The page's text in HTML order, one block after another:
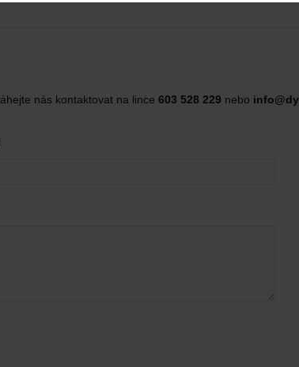
nás kontaktovat na lince 603 528 229 nebo